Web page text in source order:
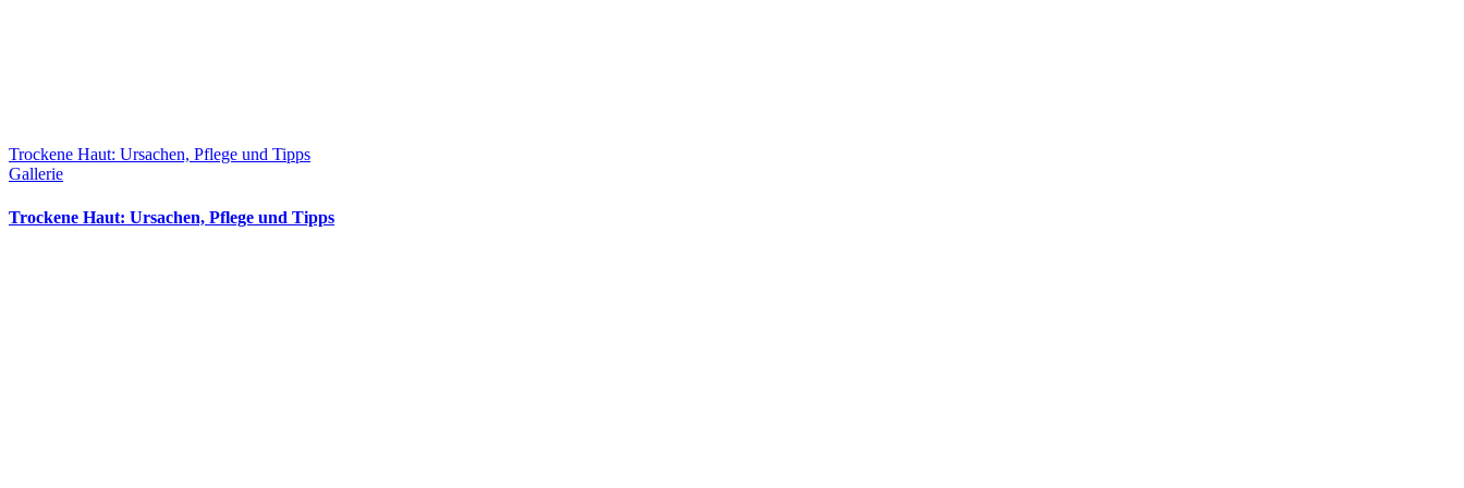
Trockene Haut: Ursachen, Pflege und Tipps
Gallerie
Trockene Haut: Ursachen, Pflege und Tipps